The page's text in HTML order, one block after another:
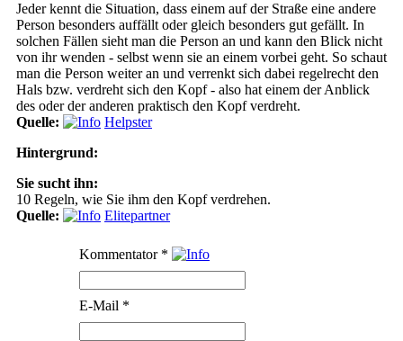
Jeder kennt die Situation, dass einem auf der Straße eine andere
Person besonders auffällt oder gleich besonders gut gefällt. In
solchen Fällen sieht man die Person an und kann den Blick nicht
von ihr wenden - selbst wenn sie an einem vorbei geht. So schaut
man die Person weiter an und verrenkt sich dabei regelrecht den
Hals bzw. verdreht sich den Kopf - also hat einem der Anblick
des oder der anderen praktisch den Kopf verdreht.
Quelle:
Helpster
Hintergrund:
Sie sucht ihn:
10 Regeln, wie Sie ihm den Kopf verdrehen.
Quelle:
Elitepartner
Kommentator *
E-Mail *